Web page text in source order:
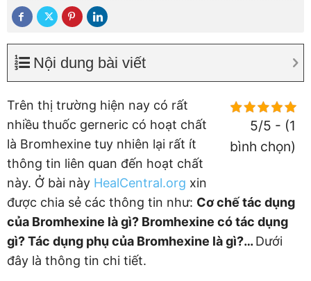
Nội dung bài viết
5/5 - (1
bình chọn)
Trên thị trường hiện nay có rất
nhiều thuốc gerneric có hoạt chất
là Bromhexine tuy nhiên lại rất ít
thông tin liên quan đến hoạt chất
này. Ở bài này HealCentral.org xin
được chia sẻ các thông tin như: Cơ chế tác dụng
của Bromhexine là gì? Bromhexine có tác dụng
gì? Tác dụng phụ của Bromhexine là gì?…Dưới
đây là thông tin chi tiết.